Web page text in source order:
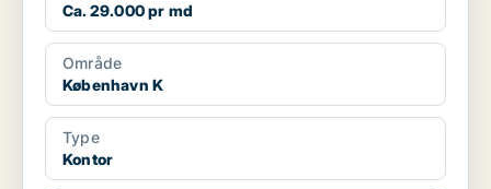
Ca. 29.000 pr md
Område
København K
Type
Kontor